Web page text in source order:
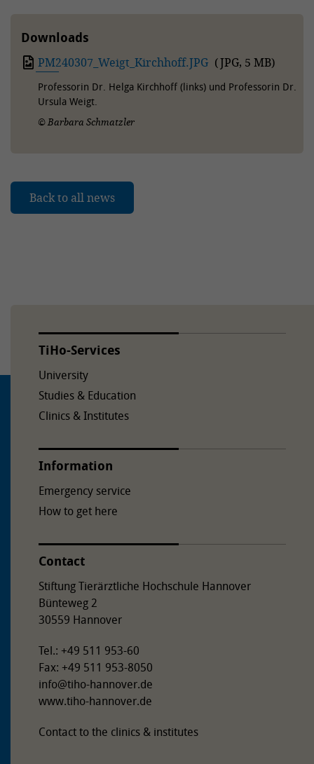
Downloads
PM240307_Weigt_Kirchhoff.JPG (JPG, 5 MB)
Professorin Dr. Helga Kirchhoff (links) und Professorin Dr.
Ursula Weigt.
© Barbara Schmatzler
Back to all news
TiHo-Services
University
Studies & Education
Clinics & Institutes
Information
Emergency service
How to get here
Contact
Stiftung Tierärztliche Hochschule Hannover
Bünteweg 2
30559 Hannover
Tel.: +49 511 953-60
Fax: +49 511 953-8050
info@tiho-hannover.de
www.tiho-hannover.de
Contact to the clinics & institutes